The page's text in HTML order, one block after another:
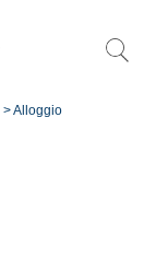
>Alloggio